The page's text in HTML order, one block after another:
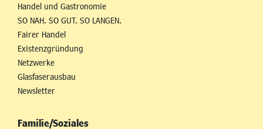
Handel und Gastronomie
SO NAH. SO GUT. SO LANGEN.
Fairer Handel
Existenzgründung
Netzwerke
Glasfaserausbau
Newsletter
Familie/Soziales